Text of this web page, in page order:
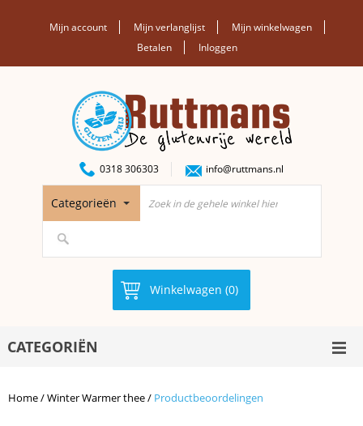
Mijn account Mijn verlanglijst
Mijn winkelwagen
Betalen
Inloggen
0318 306303 info@ruttmans.nl
Categorieën
Winkelwagen (0)
CATEGORIËN
Home/Winter Warmer thee/ Productbeoordelingen